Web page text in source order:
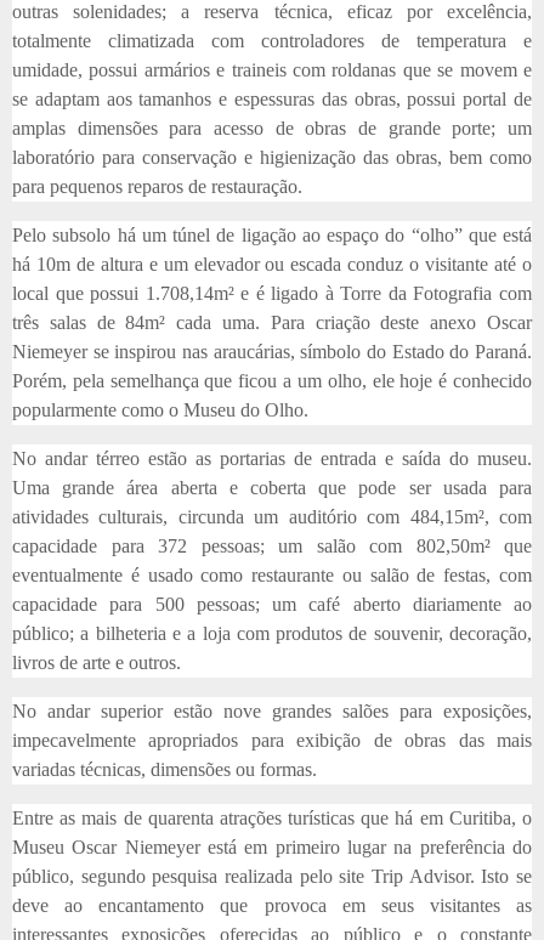
outras solenidades; a reserva técnica, eficaz por excelência,
totalmente climatizada com controladores de temperatura e
umidade, possui armários e traineis com roldanas que se movem e
se adaptam aos tamanhos e espessuras das obras, possui portal de
amplas dimensões para acesso de obras de grande porte; um
laboratório para conservação e higienização das obras, bem como
para pequenos reparos de restauração.
Pelo subsolo há um túnel de ligação ao espaço do “olho” que está
há 10m de altura e um elevador ou escada conduz o visitante até o
local que possui 1.708,14m² e é ligado à Torre da Fotografia com
três salas de 84m² cada uma. Para criação deste anexo Oscar
Niemeyer se inspirou nas araucárias, símbolo do Estado do Paraná.
Porém, pela semelhança que ficou a um olho, ele hoje é conhecido
popularmente como o Museu do Olho.
No andar térreo estão as portarias de entrada e saída do museu.
Uma grande área aberta e coberta que pode ser usada para
atividades culturais, circunda um auditório com 484,15m², com
capacidade para 372 pessoas; um salão com 802,50m² que
eventualmente é usado como restaurante ou salão de festas, com
capacidade para 500 pessoas; um café aberto diariamente ao
público; a bilheteria e a loja com produtos de souvenir, decoração,
livros de arte e outros.
No andar superior estão nove grandes salões para exposições,
impecavelmente apropriados para exibição de obras das mais
variadas técnicas, dimensões ou formas.
Entre as mais de quarenta atrações turísticas que há em Curitiba, o
Museu Oscar Niemeyer está em primeiro lugar na preferência do
público, segundo pesquisa realizada pelo site Trip Advisor. Isto se
deve ao encantamento que provoca em seus visitantes as
interessantes exposições oferecidas ao público e o constante